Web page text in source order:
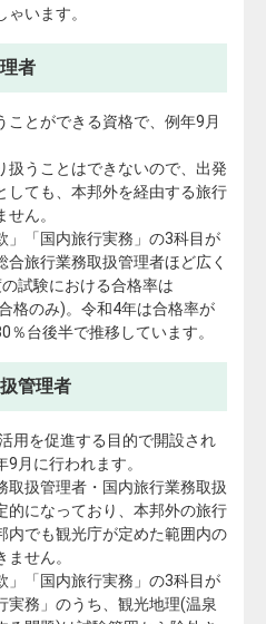
います。
者
とができる資格で、例年9月
扱うことはできないので、出発
しても、本邦外を経由する旅行
ん。
」「国内旅行実務」の3科目が
旅行業務取扱管理者ほど広く
試験における合格率は
格のみ)。令和4年は合格率が
台後半で推移しています。
管理者
用を促進する目的で開設され
月に行われます。
取扱管理者・国内旅行業務取扱
的になっており、本邦外の旅行
内でも観光庁が定めた範囲内の
せん。
」「国内旅行実務」の3科目が
実務」のうち、観光地理(温泉